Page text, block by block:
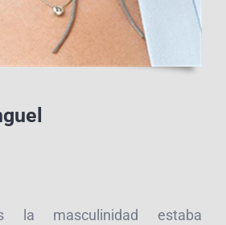
la masculinidad estaba